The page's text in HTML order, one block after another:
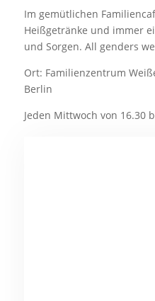
Im gemütlichen
Heißgetränke und immer
und Sorgen. All genders
Ort: Familienzentrum
Berlin
Jeden Mittwoch von 16.30